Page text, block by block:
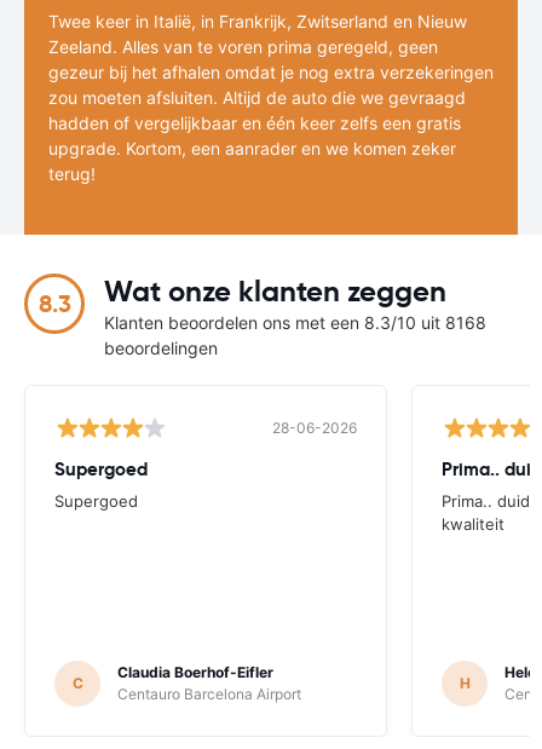
Twee keer in Italië, in Frankrijk, Zwitserland en Nieuw
Zeeland. Alles van te voren prima geregeld, geen
gezeur bij het afhalen omdat je nog extra verzekeringen
zou moeten afsluiten. Altijd de auto die we gevraagd
hadden of vergelijkbaar en één keer zelfs een gratis
upgrade. Kortom, een aanrader en we komen zeker
terug!
8.3 Wat onze klanten zeggen
Klanten beoordelen ons met een 8.3/10 uit 8168
beoordelingen
28-06-2026
Supergoed
Supergoed
C
Claudia Boerhof-Eifler
Centauro Barcelona Airport
Prima..
Prima..
kwaliteit
H